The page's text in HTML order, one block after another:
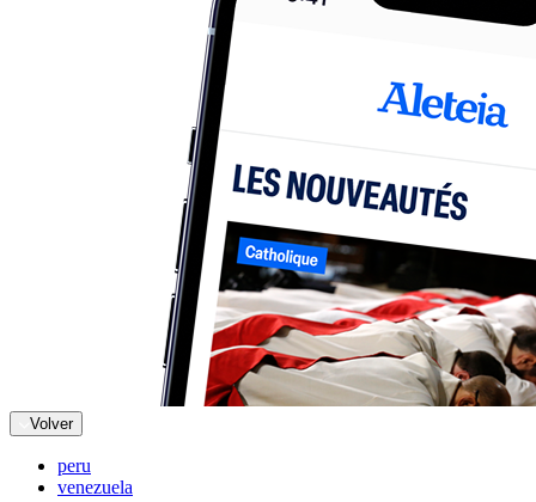
Volver
peru
venezuela